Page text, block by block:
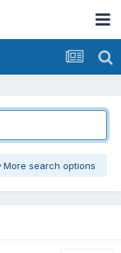
More search options